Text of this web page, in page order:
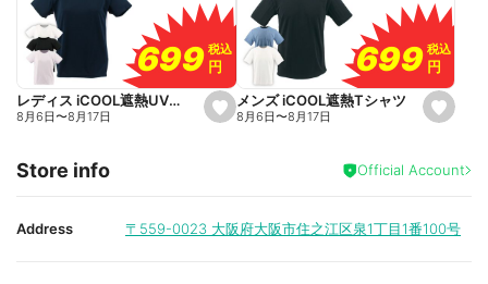
a
v
o
r
i
e
a
v
o
r
i
e
s
e
i
t
699
699税込
税込
円
円
レディス iCOOL遮熱UVカットTシャツ
8月6日〜8月17日
s
e
a
i
t
699
699 税込
税込
円
円
メンズ iCOOL遮熱Tシャツ
8月6日〜8月17日
Store info Official Account
Address 〒559-0023 大阪府大阪市住之江区泉1丁目1番100号